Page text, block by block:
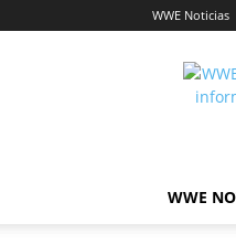
WWE Noticias
WWE